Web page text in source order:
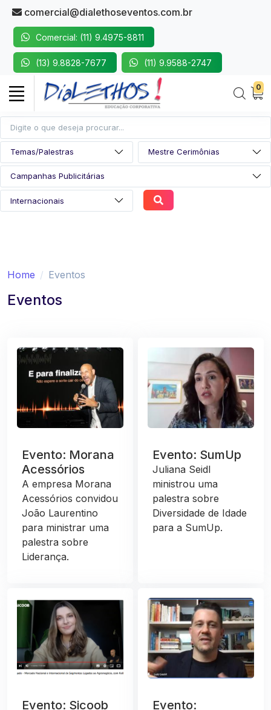
comercial@dialethoseventos.com.br
Comercial: (11) 9.4975-8811
(13) 9.8828-7677 (11) 9.9588-2747
0
Home Eventos
Eventos
Evento: Morana
Acessórios
A empresa Morana
Acessórios convidou
João Laurentino
para ministrar uma
palestra sobre
Liderança.
Evento: SumUp
Juliana Seidl
ministrou uma
palestra sobre
Diversidade de Idade
para a SumUp.
Evento: Sicoob
Evento: